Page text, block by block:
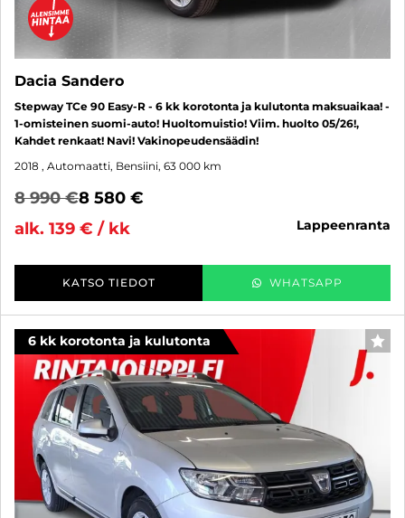
Dacia Sandero
Stepway TCe 90 Easy-R - 6 kk korotonta ja kulutonta maksuaikaa! -
1-omisteinen suomi-auto! Huoltomuistio! Viim. huolto 05/26!,
Kahdet renkaat! Navi! Vakinopeudensäädin!
2018 , Automaatti, Bensiini, 63 000 km
8 990 €8 580 €
alk. 139 € / kk
lappeenranta
KATSO TIEDOT WHATSAPP
6 kk korotonta ja kulutonta